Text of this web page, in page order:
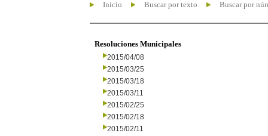
Inicio Buscar por texto Buscar por
Resoluciones Municipales
2015/04/08
2015/03/25
2015/03/18
2015/03/11
2015/02/25
2015/02/18
2015/02/11